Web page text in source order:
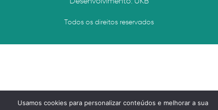
Usamos cookies para personalizar conteúdos e melhorar a sua
Todos os direitos reservados